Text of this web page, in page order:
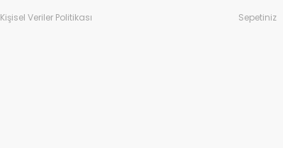
Kişisel Veriler Politikası
Sepetiniz